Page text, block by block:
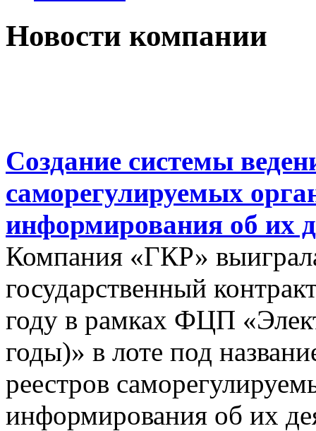
Новости компании
Создание системы
саморегулируемых
информирования об их
Компания «ГКР»
государственный
году в рамках ФЦП
годы)» в лоте под
реестров
информирования об их